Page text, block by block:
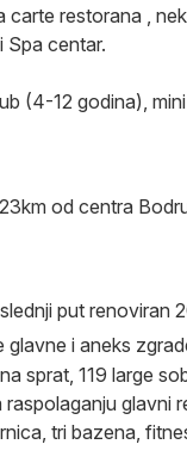
carte restorana ,
Spa centar.
(4-12 godina),
od centra
put renoviran
glavne i aneks
sprat, 119 large
glavni
tri bazena,